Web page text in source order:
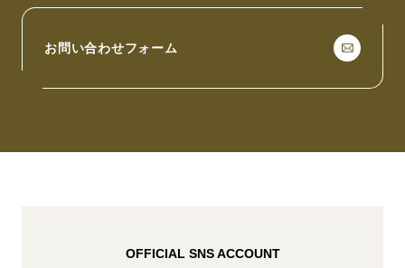
お問い合わせフォーム
OFFICIAL SNS ACCOUNT